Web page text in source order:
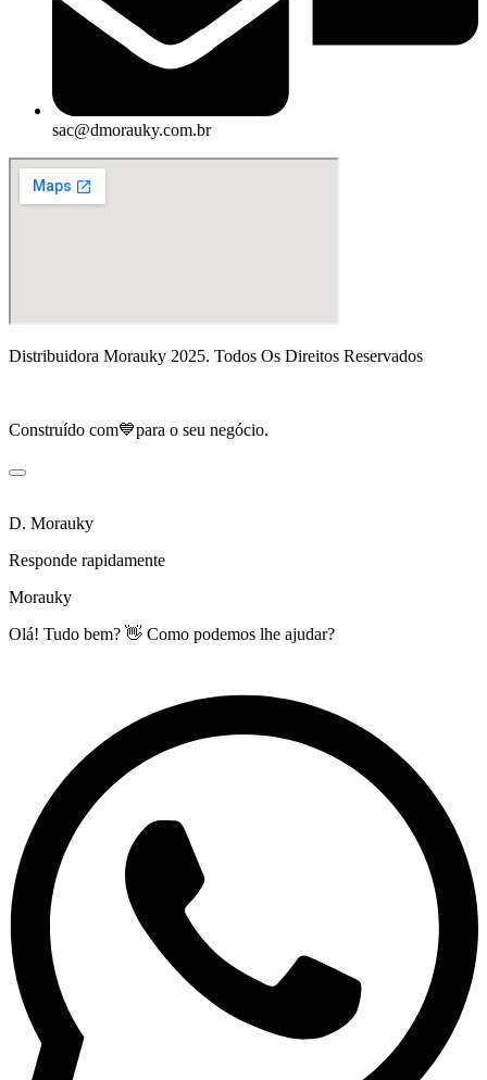
sac@dmorauky.com.br
Distribuidora Morauky 2025. Todos Os Direitos Reservados
Construído com💙para o seu negócio.
D. Morauky
Responde rapidamente
Morauky
Olá! Tudo bem? 👋 Como podemos lhe ajudar?